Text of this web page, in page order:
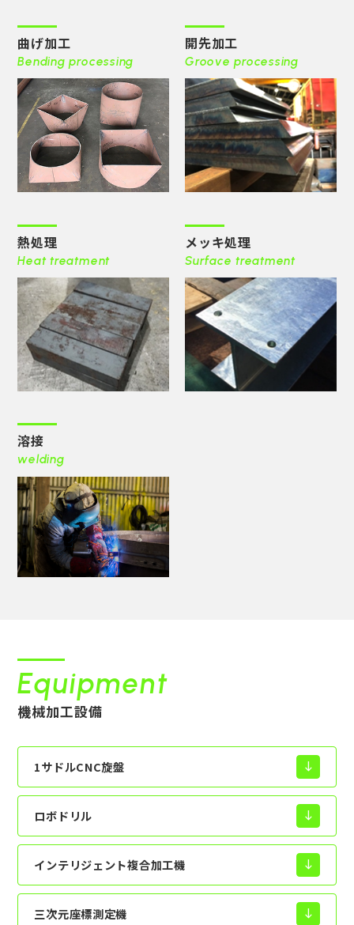
曲げ加工
Bending processing
開先加工
Groove processing
熱処理
Heat treatment
メッキ処理
Surface treatment
溶接
welding
Equipment
機械加工設備
1サドルCNC旋盤 south
ロボドリル south
インテリジェント複合加工機 south
三次元座標測定機 south